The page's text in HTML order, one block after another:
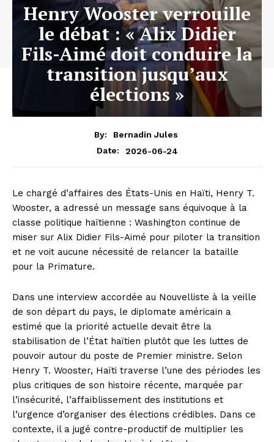
Henry Wooster verrouille
le débat : « Alix Didier
Fils-Aimé doit conduire la
transition jusqu’aux
élections »
By:
Bernadin Jules
Date:
2026-06-24
Le chargé d’affaires des États-Unis en Haïti, Henry T.
Wooster, a adressé un message sans équivoque à la
classe politique haïtienne : Washington continue de
miser sur Alix Didier Fils-Aimé pour piloter la transition
et ne voit aucune nécessité de relancer la bataille
pour la Primature.
Dans une interview accordée au Nouvelliste à la veille
de son départ du pays, le diplomate américain a
estimé que la priorité actuelle devait être la
stabilisation de l’État haïtien plutôt que les luttes de
pouvoir autour du poste de Premier ministre. Selon
Henry T. Wooster, Haïti traverse l’une des périodes les
plus critiques de son histoire récente, marquée par
l’insécurité, l’affaiblissement des institutions et
l’urgence d’organiser des élections crédibles. Dans ce
contexte, il a jugé contre-productif de multiplier les